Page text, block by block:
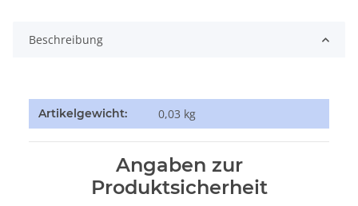
Beschreibung
Produkteigenschaft
Wert
Artikelgewicht: 0,03 kg
Angaben zur
Produktsicherheit